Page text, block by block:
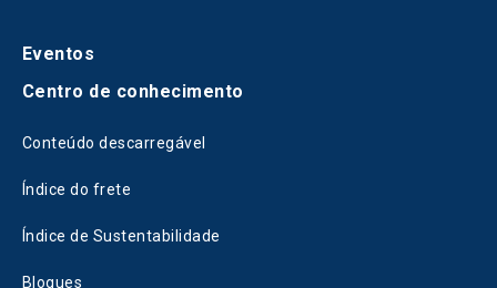
Eventos
Centro de conhecimento
Conteúdo descarregável
Índice do frete
Índice de Sustentabilidade
Blogues